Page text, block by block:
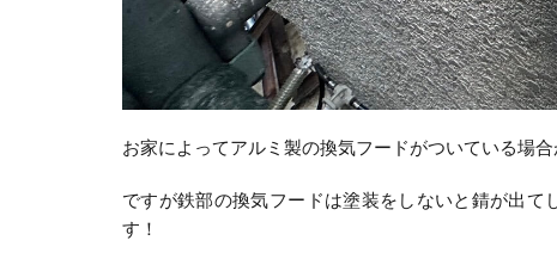
お家によってアルミ製の換気フードがついている場
ですが鉄部の換気フードは塗装をしないと錆が出
す！